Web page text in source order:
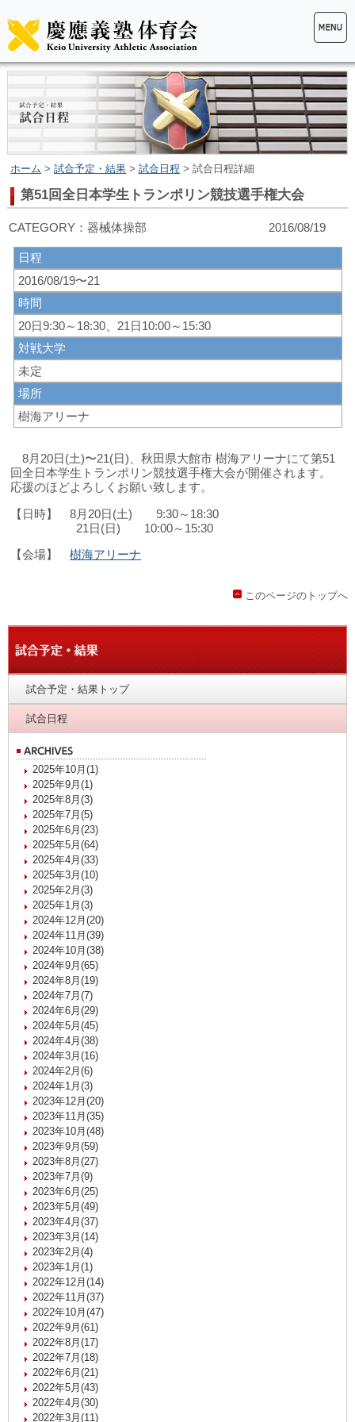
ホーム >試合予定・結果 >試合日程 > 試合日程詳細
第51回全日本学生トランポリン競技選手権大会
CATEGORY：器械体操部 2016/08/19
日程
2016/08/19〜21
時間
20日9:30～18:30、21日10:00～15:30
対戦大学
未定
場所
樹海アリーナ
8月20日(土)〜21(日)、秋田県大館市 樹海アリーナにて第51
回全日本学生トランポリン競技選手権大会が開催されます。
応援のほどよろしくお願い致します。
【日時】 8月20日(土) 9:30～18:30
21日(日) 10:00～15:30
【会場】樹海アリーナ
このページのトップへ
試合予定・結果トップ
試合日程
2025年10月(1)
2025年9月(1)
2025年8月(3)
2025年7月(5)
2025年6月(23)
2025年5月(64)
2025年4月(33)
2025年3月(10)
2025年2月(3)
2025年1月(3)
2024年12月(20)
2024年11月(39)
2024年10月(38)
2024年9月(65)
2024年8月(19)
2024年7月(7)
2024年6月(29)
2024年5月(45)
2024年4月(38)
2024年3月(16)
2024年2月(6)
2024年1月(3)
2023年12月(20)
2023年11月(35)
2023年10月(48)
2023年9月(59)
2023年8月(27)
2023年7月(9)
2023年6月(25)
2023年5月(49)
2023年4月(37)
2023年3月(14)
2023年2月(4)
2023年1月(1)
2022年12月(14)
2022年11月(37)
2022年10月(47)
2022年9月(61)
2022年8月(17)
2022年7月(18)
2022年6月(21)
2022年5月(43)
2022年4月(30)
2022年3月(11)